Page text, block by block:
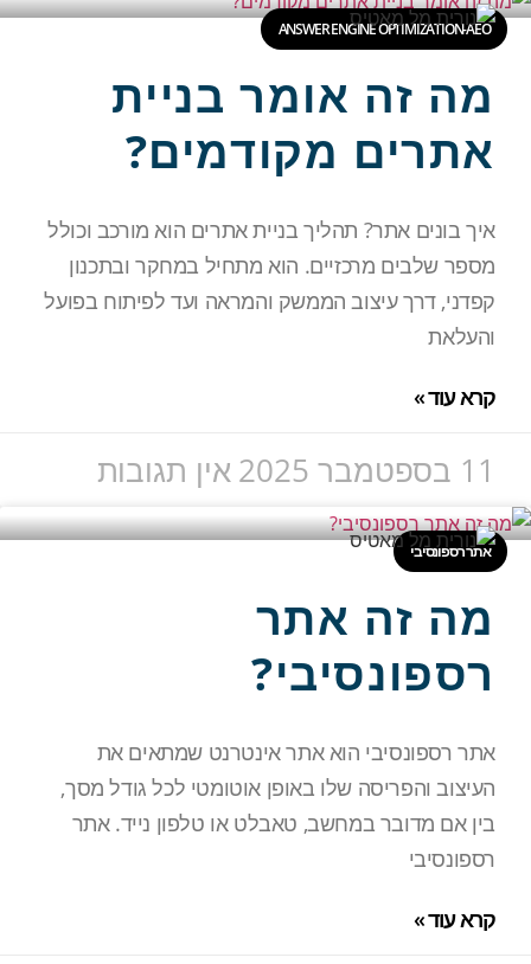
ANSWER ENGINE OPTIMIZATION-AEO
מה זה אומר בניית
אתרים מקודמים?
איך בונים אתר? תהליך בניית אתרים הוא מורכב וכולל
מספר שלבים מרכזיים. הוא מתחיל במחקר ובתכנון
קפדני, דרך עיצוב הממשק והמראה ועד לפיתוח בפועל
והעלאת
קרא עוד »
11 בספטמבר 2025 אין תגובות
אתר רספונסיבי
מה זה אתר
רספונסיבי?
אתר רספונסיבי הוא אתר אינטרנט שמתאים את
העיצוב והפריסה שלו באופן אוטומטי לכל גודל מסך,
בין אם מדובר במחשב, טאבלט או טלפון נייד. אתר
רספונסיבי
קרא עוד »